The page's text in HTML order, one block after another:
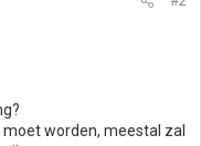
worden, meestal zal